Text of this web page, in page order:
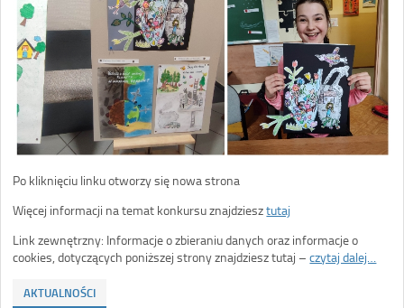
Po kliknięciu linku otworzy się nowa strona
Więcej informacji na temat konkursu znajdziesztutaj
Link zewnętrzny: Informacje o zbieraniu danych oraz informacje o
cookies, dotyczących poniższej strony znajdziesz tutaj –czytaj dalej…
AKTUALNOŚCI